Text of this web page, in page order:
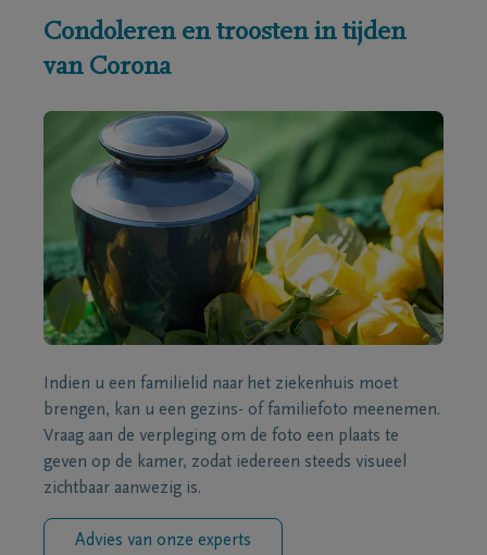
Condoleren en troosten in tijden
van Corona
Indien u een familielid naar het ziekenhuis moet
brengen, kan u een gezins- of familiefoto meenemen.
Vraag aan de verpleging om de foto een plaats te
geven op de kamer, zodat iedereen steeds visueel
zichtbaar aanwezig is.
Advies van onze experts